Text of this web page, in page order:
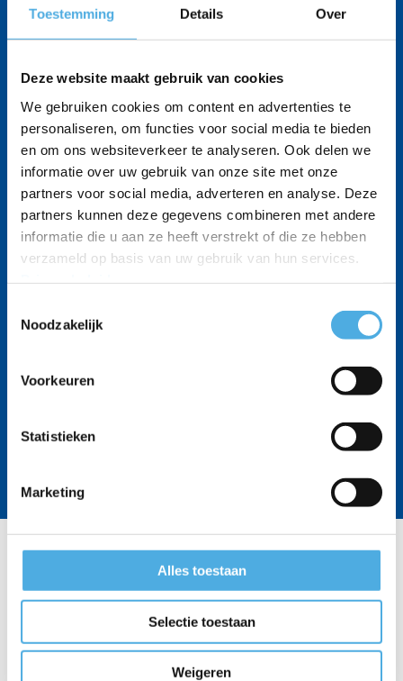
Toestemming Details Over
Deze website maakt gebruik van cookies
We gebruiken cookies om content en advertenties te
personaliseren, om functies voor social media te bieden
en om ons websiteverkeer te analyseren. Ook delen we
informatie over uw gebruik van onze site met onze
partners voor social media, adverteren en analyse. Deze
partners kunnen deze gegevens combineren met andere
informatie die u aan ze heeft verstrekt of die ze hebben
verzameld op basis van uw gebruik van hun services.
Noodzakelijk
Voorkeuren
Statistieken
Marketing
Alles toestaan
Selectie toestaan
Weigeren
Geplaatst op25 juli 2025doorFiona
altijd op de eerste plaats. Patiënten,
bewoners en medewerkers mogen
rekenen op een schone, veilige
omgeving. Toch wordt één onderdeel
vaak vergeten: de raambekleding.
Bedgordijnen, lamellen, jaloezieën en
vitrages vangen ongemerkt stof,
bacteriën, allergenen en soms zelfs
reinigen zo belangrijk is In ruimtes